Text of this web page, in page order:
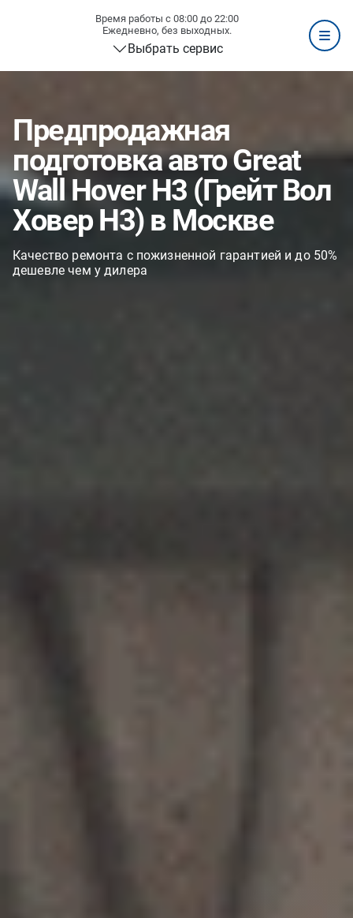
Время работы с 08:00 до 22:00
Ежедневно, без выходных.
Выбрать сервис
Предпродажная
подготовка авто Great
Wall Hover H3 (Грейт Вол
Ховер H3) в Москве
Качество ремонта с пожизненной гарантией и до 50%
дешевле чем у дилера